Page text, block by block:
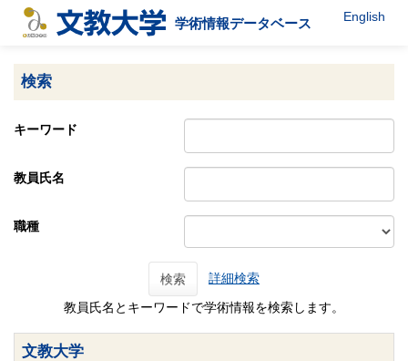
学術情報データベース English
検索
キーワード
教員氏名
職種
検索 詳細検索
教員氏名とキーワードで学術情報を検索します。
文教大学